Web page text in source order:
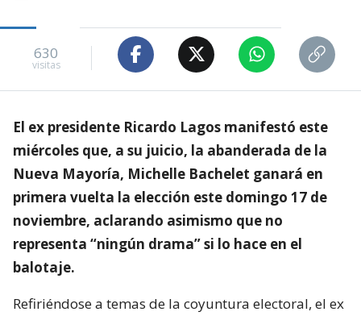
630
visitas
El ex presidente Ricardo Lagos manifestó este
miércoles que, a su juicio, la abanderada de la
Nueva Mayoría, Michelle Bachelet ganará en
primera vuelta la elección este domingo 17 de
noviembre, aclarando asimismo que no
representa “ningún drama” si lo hace en el
balotaje.
Refiriéndose a temas de la coyuntura electoral, el ex